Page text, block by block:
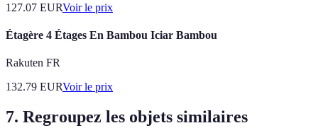
127.07 EURVoir le prix
Étagère 4 Étages En Bambou Iciar Bambou
Rakuten FR
132.79 EURVoir le prix
7. Regroupez les objets similaires